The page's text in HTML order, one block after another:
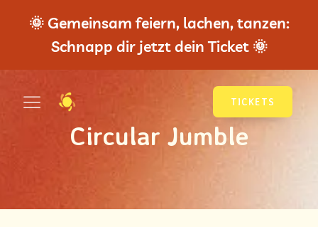
🌞 Gemeinsam feiern, lachen, tanzen:
Schnapp dir jetzt dein Ticket 🌞
TICKETS
Circular Jumble